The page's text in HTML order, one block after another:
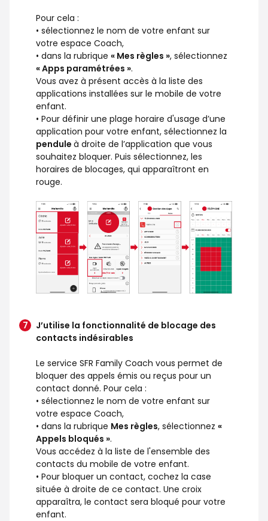
Pour cela :
• sélectionnez le nom de votre enfant sur
votre espace Coach,
• dans la rubrique « Mes règles », sélectionnez
« Apps paramétrées ».
Vous avez à présent accès à la liste des
applications installées sur le mobile de votre
enfant.
• Pour définir une plage horaire d'usage d’une
application pour votre enfant, sélectionnez la
pendule à droite de l’application que vous
souhaitez bloquer. Puis sélectionnez, les
horaires de blocages, qui apparaîtront en
rouge.
J’utilise la fonctionnalité de blocage des
contacts indésirables
Le service SFR Family Coach vous permet de
bloquer des appels émis ou reçus pour un
contact donné. Pour cela :
• sélectionnez le nom de votre enfant sur
votre espace Coach,
• dans la rubrique Mes règles, sélectionnez «
Appels bloqués ».
Vous accédez à la liste de l'ensemble des
contacts du mobile de votre enfant.
• Pour bloquer un contact, cochez la case
située à droite de ce contact. Une croix
apparaîtra, le contact sera bloqué pour votre
enfant.